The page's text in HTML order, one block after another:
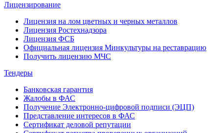
Лицензирование
Лицензия на лом цветных и черных металлов
Лицензия Ростехнадзора
Лицензия ФСБ
Официальная лицензия Минкультуры на реставрацию
Получить лицензию МЧС
Тендеры
Банковская гарантия
Жалобы в ФАС
Получение Электронно-цифровой подписи (ЭЦП)
Представление интересов в ФАС
Сертификат деловой репутации